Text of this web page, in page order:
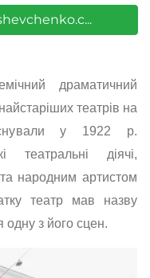
драматичний
театрів на
у 1922 р.
театральні діячі,
народним артистом
театр мав назву
одну з його сцен.